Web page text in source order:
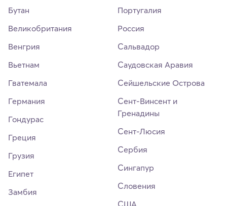
Бутан
Великобритания
Венгрия
Вьетнам
Гватемала
Германия
Гондурас
Греция
Грузия
Египет
Замбия
Португалия
Россия
Сальвадор
Саудовская Аравия
Сейшельские Острова
Сент-Винсент и
Гренадины
Сент-Люсия
Сербия
Сингапур
Словения